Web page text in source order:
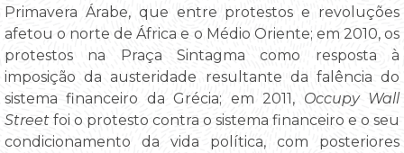
Primavera Árabe, que entre protestos e revoluções
afetou o norte de África e o Médio Oriente; em 2010, os
protestos na Praça Sintagma como resposta à
imposição da austeridade resultante da falência do
sistema financeiro da Grécia; em 2011, Occupy Wall
Street foi o protesto contra o sistema financeiro e o seu
condicionamento da vida política, com posteriores